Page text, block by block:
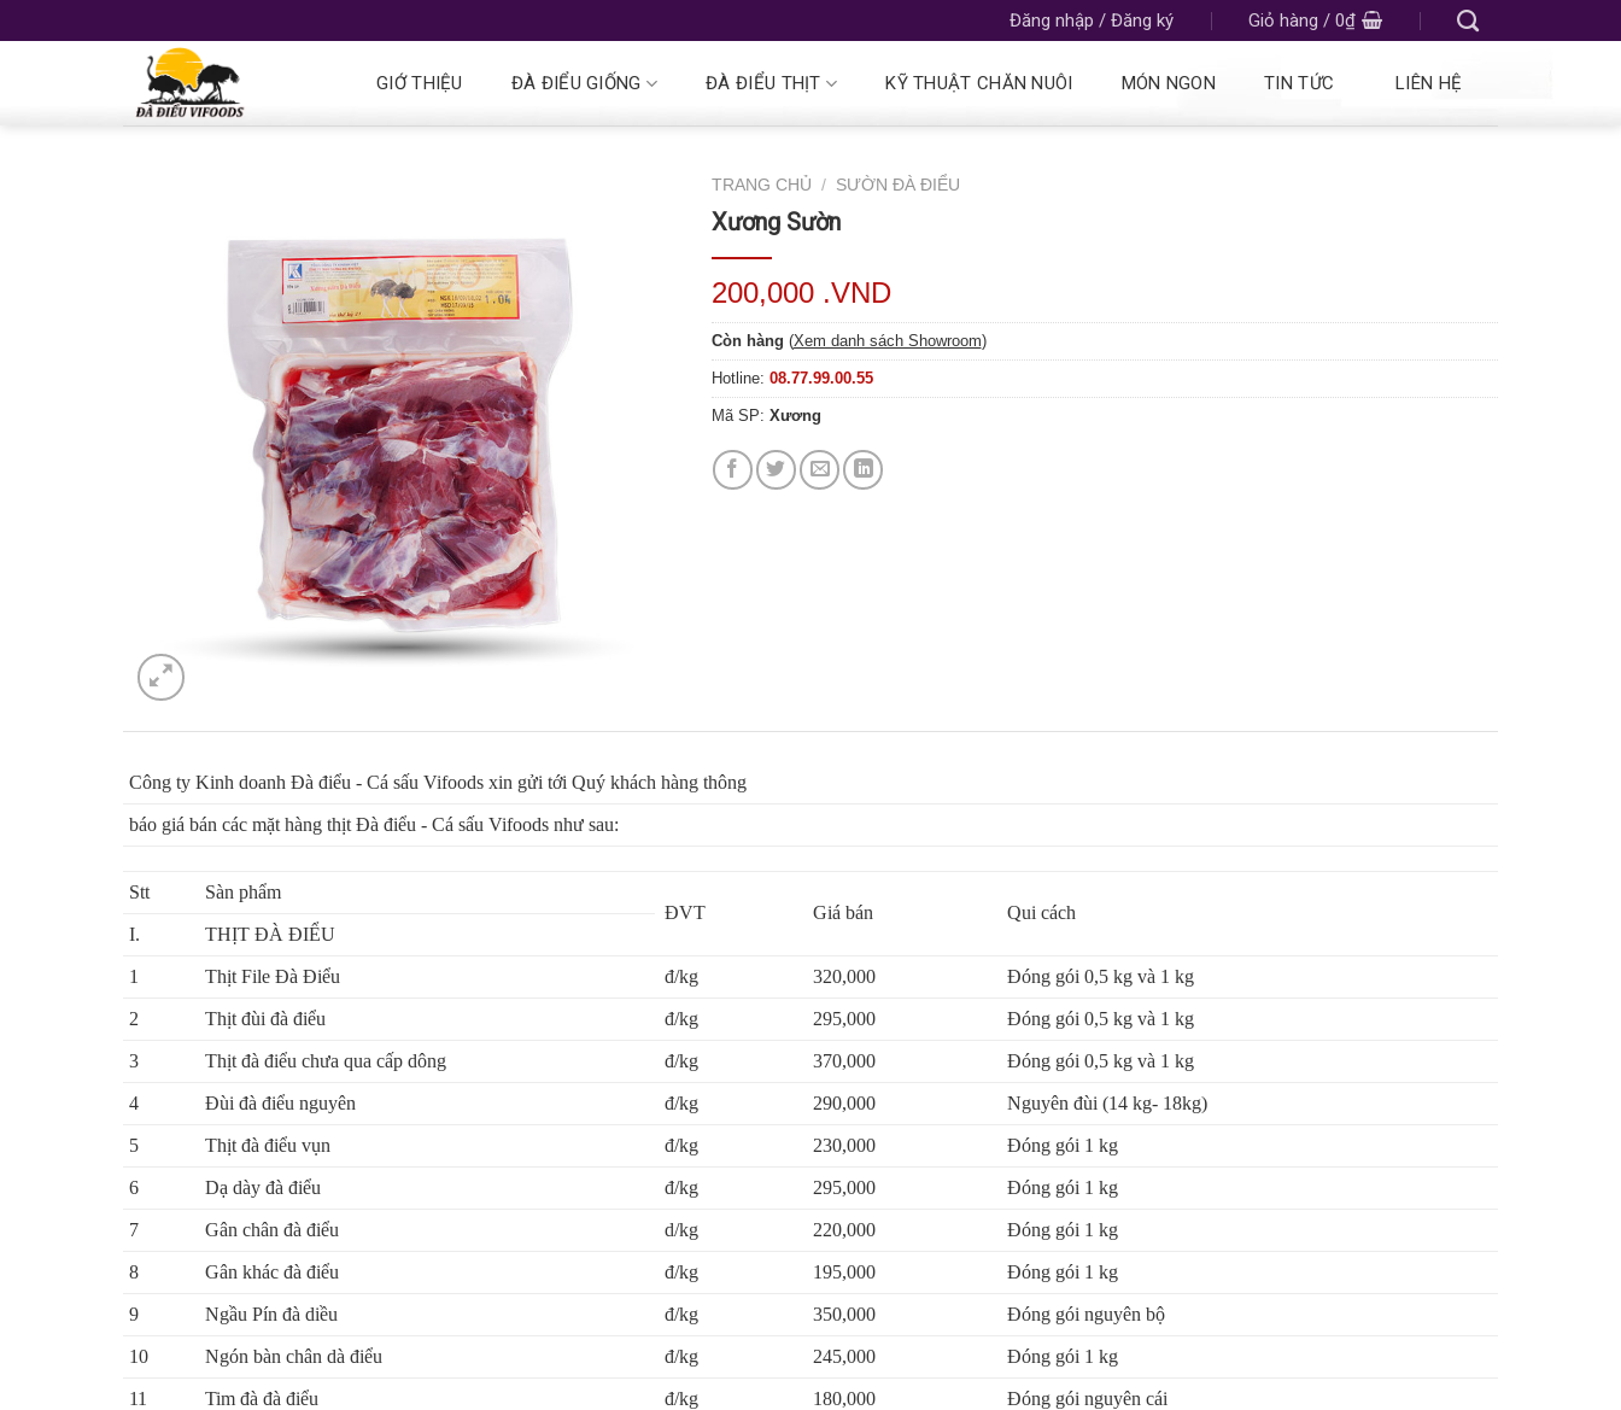
Đăng nhập / Đăng ký Giỏ hàng / 0₫
GIỚ THIỆU ĐÀ ĐIỂU GIỐNG ĐÀ ĐIỂU THỊT KỸ THUẬT CHĂN NUÔI MÓN NGON TIN TỨC LIÊN HỆ
TRANG CHỦ / SƯỜN ĐÀ ĐIỂU
Xương Sườn
200,000 .VND
Còn hàng (Xem danh sách Showroom)
Hotline: 08.77.99.00.55
Mã SP: Xương
Công ty Kinh doanh Đà điểu - Cá sấu Vifoods xin gửi tới Quý khách hàng thông
báo giá bán các mặt hàng thịt Đà điểu - Cá sấu Vifoods như sau:
Stt
Sàn phẩm
ĐVT
Giá bán
Qui cách
I.
THỊT ĐÀ ĐIỂU
1 Thịt File Đà Điểu đ/kg 320,000 Đóng gói 0,5 kg và 1 kg
2 Thịt đùi đà điểu đ/kg 295,000 Đóng gói 0,5 kg và 1 kg
3 Thịt đà điểu chưa qua cấp dông đ/kg 370,000 Đóng gói 0,5 kg và 1 kg
4 Đùi đà điểu nguyên đ/kg 290,000 Nguyên đùi (14 kg- 18kg)
5 Thịt đà điểu vụn đ/kg 230,000 Đóng gói 1 kg
6 Dạ dày đà điểu đ/kg 295,000 Đóng gói 1 kg
7 Gân chân đà điểu d/kg 220,000 Đóng gói 1 kg
8 Gân khác đà điểu đ/kg 195,000 Đóng gói 1 kg
9 Ngầu Pín đà diều đ/kg 350,000 Đóng gói nguyên bộ
10 Ngón bàn chân dà điểu đ/kg 245,000 Đóng gói 1 kg
11 Tim đà đà điểu đ/kg 180,000 Đóng gói nguyên cái